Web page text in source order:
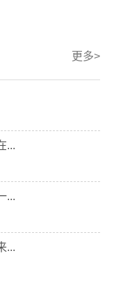
更多>
...
...
...